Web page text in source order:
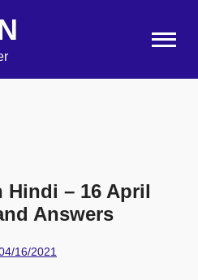
Hindi – 16 April
Answers
16/2021